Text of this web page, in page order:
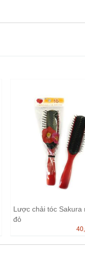
Lược chải tóc Sakura
đỏ